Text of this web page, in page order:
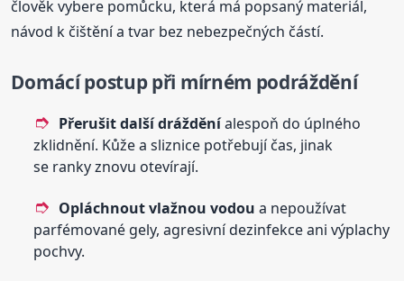
člověk vybere pomůcku, která má popsaný materiál,
návod k čištění a tvar bez nebezpečných částí.
Domácí postup při mírném podráždění
Přerušit další drážděníalespoň do úplného
zklidnění. Kůže a sliznice potřebují čas, jinak
se ranky znovu otevírají.
Opláchnout vlažnou vodou a nepoužívat
parfémované gely, agresivní dezinfekce ani výplachy
pochvy.